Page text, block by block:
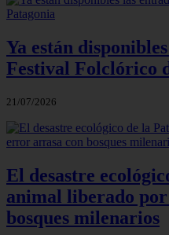
Ya están
Festival Folclórico
21/07/2026
El desastre
animal liberado
bosques milenarios